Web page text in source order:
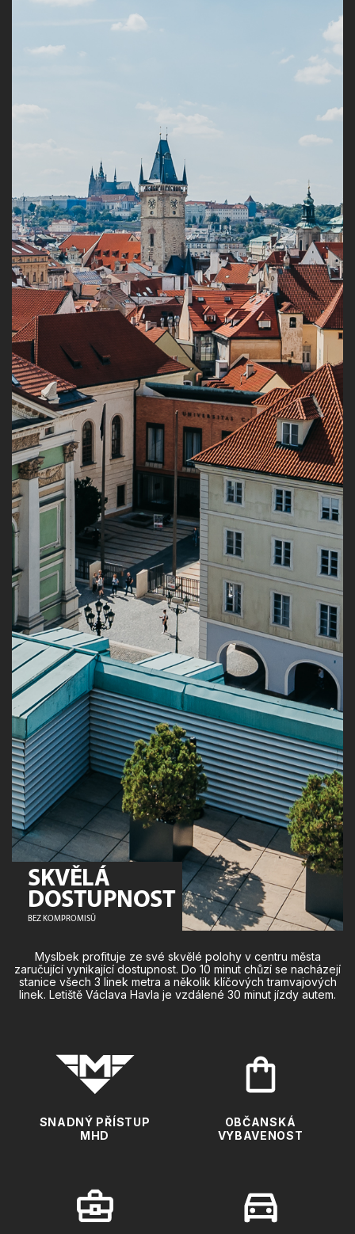
SKVĚLÁ
DOSTUPNOST
BEZ KOMPROMISŮ
Myslbek profituje ze své skvělé polohy v centru města
zaručující vynikající dostupnost. Do 10 minut chůzí se nacházejí
stanice všech 3 linek metra a několik klíčových tramvajových
linek. Letiště Václava Havla je vzdálené 30 minut jízdy autem.
SNADNÝ PŘÍSTUP
MHD
OBČANSKÁ
VYBAVENOST